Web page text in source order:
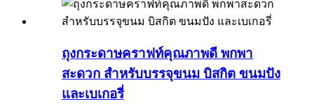
ถุงกระดาษคราฟท์คุณภาพดี พกพา
สะดวก สำหรับบรรจุขนม บิสกิต ขนมปัง
และเบเกอรี่